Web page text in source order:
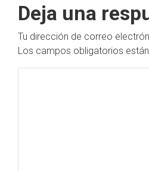
Deja una
Tu dirección de correo
Los campos obligatorios